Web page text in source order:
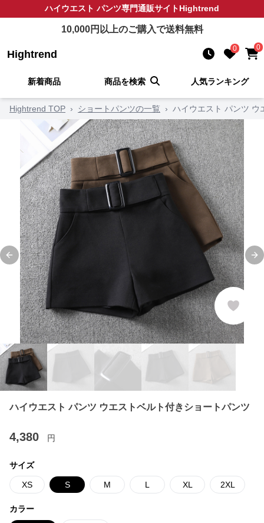
ハイウエスト パンツ専門通販サイトHightrend
10,000円以上のご購入で送料無料
Hightrend 0 0
新着商品 商品を検索 人気ランキング
Hightrend TOP › ショートパンツの一覧 › ハイウエスト パンツ ウ
Previous slide
ハイウエスト パンツ ウエストベルト付きショートパンツ
4,380 円
サイズ
XS S M L XL 2XL
カラー